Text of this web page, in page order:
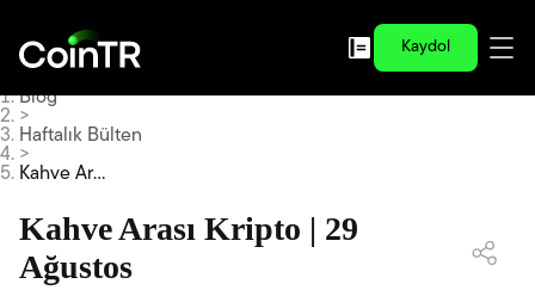
Kaydol
Blog
>
Haftalık Bülten
>
Kahve Ara
Kahve Arası Kripto | 29
Ağustos